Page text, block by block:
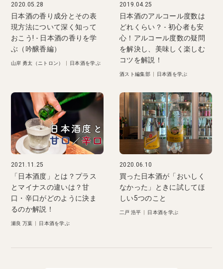
2020.05.28
日本酒の香り成分とその表
現方法について深く知って
おこう! - 日本酒の香りを学
ぶ（吟醸香編）
山岸 勇太（ニトロン） 日本酒を学ぶ
2019.04.25
日本酒のアルコール度数は
どれくらい？ - 初心者も安
心！アルコール度数の疑問
を解決し、美味しく楽しむ
コツを解説！
酒スト編集部 日本酒を学ぶ
2021.11.25
「日本酒度」とは？プラス
とマイナスの違いは？甘
口・辛口がどのように決ま
るのか解説！
瀬良 万葉 日本酒を学ぶ
2020.06.10
買った日本酒が「おいしく
なかった」ときに試してほ
しい5つのこと
二戸 浩平 日本酒を学ぶ